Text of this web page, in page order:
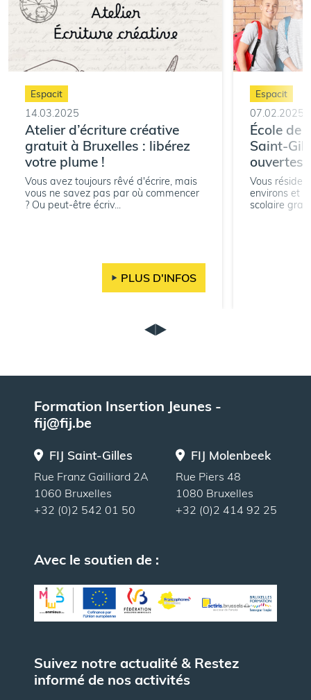
Espacit
14.03.2025
Atelier d’écriture créative
gratuit à Bruxelles : libérez
votre plume !
Vous avez toujours rêvé d'écrire, mais
vous ne savez pas par où commencer
? Ou peut-être écriv...
PLUS D'INFOS
Espacit
07.02.2025
École de
Saint-
ouvertes !
Vous
environs et
scolaire
Formation Insertion Jeunes -
fij@fij.be
FIJ Saint-Gilles
Rue Franz Gailliard 2A
1060 Bruxelles
+32 (0)2 542 01 50
FIJ Molenbeek
Rue Piers 48
1080 Bruxelles
+32 (0)2 414 92 25
Avec le soutien de :
Suivez notre actualité & Restez
informé de nos activités